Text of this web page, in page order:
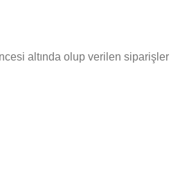
altında olup verilen siparişler